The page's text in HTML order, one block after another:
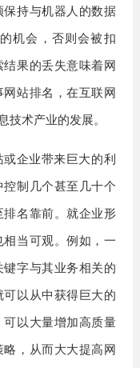
持与机器人的数据
机会，否则会被扣
果的丢失意味着网
站排名，在互联网
技术产业的发展。
企业带来巨大的利
制几个甚至几十个
名靠前。就企业形
当可观。例如，一
字与其业务相关的
以从中获得巨大的
以大量增加高质量
，从而大大提高网